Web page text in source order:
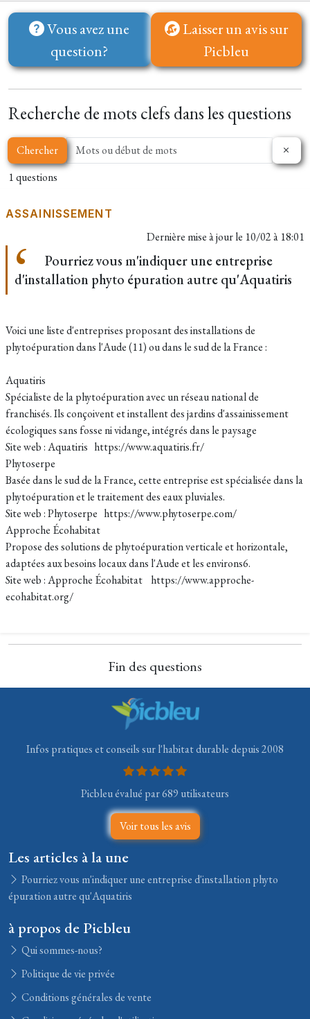
Vous avez une
question?
Laisser un avis sur
Picbleu
Recherche de mots clefs dans les questions
Chercher
1 questions
ASSAINISSEMENT
Dernière mise à jour le 10/02 à 18:01
Pourriez vous m'indiquer une entreprise
d'installation phyto épuration autre qu'Aquatiris
Voici une liste d'entreprises proposant des installations de
phytoépuration dans l'Aude (11) ou dans le sud de la France :
Aquatiris
Spécialiste de la phytoépuration avec un réseau national de
franchisés. Ils conçoivent et installent des jardins d'assainissement
écologiques sans fosse ni vidange, intégrés dans le paysage
Site web : Aquatiris https://www.aquatiris.fr/
Phytoserpe
Basée dans le sud de la France, cette entreprise est spécialisée dans la
phytoépuration et le traitement des eaux pluviales.
Site web : Phytoserpe https://www.phytoserpe.com/
Approche Écohabitat
Propose des solutions de phytoépuration verticale et horizontale,
adaptées aux besoins locaux dans l'Aude et les environs6.
Site web : Approche Écohabitat https://www.approche-
ecohabitat.org/
Fin des questions
Infos pratiques et conseils sur l'habitat durable depuis 2008
Picbleu évalué par 689 utilisateurs
Voir tous les avis
Les articles à la une
Pourriez vous m'indiquer une entreprise d'installation phyto
épuration autre qu'Aquatiris
à propos de Picbleu
Qui sommes-nous?
Politique de vie privée
Conditions générales de vente